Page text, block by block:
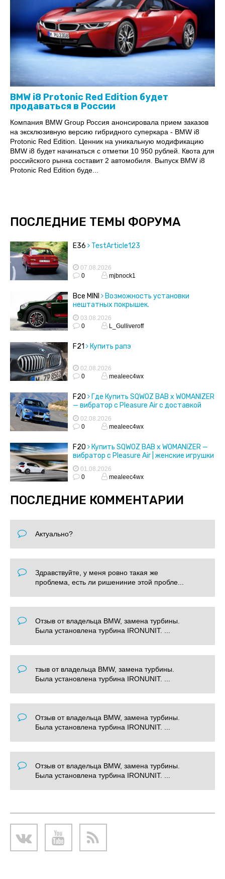
BMW i8 Protonic Red Edition будет
продаваться в России
Компания BMW Group Россия анонсировала прием заказов
на эксклюзивную версию гибридного суперкара - BMW i8
Protonic Red Edition. Ценник на уникальную модификацию
BMW i8 будет начинаться с отметки 10 950 рублей. Квота для
российского рынка составит 2 автомобиля. Выпуск BMW i8
Protonic Red Edition буде...
ПОСЛЕДНИЕ ТЕМЫ ФОРУМА
E36 TestArticle123
07.08.2026
0
mjbnock1
Все MINI
Возможность установки
нештатных покрышек.
03.08.2026
0
L_Gulliveroff
F21 Купить рапэ
02.08.2026
0
mealeec4wx
F20
Где Купить SQWOZ BAB x WOMANIZER
— вибратор с Pleasure Air с доставкой
02.08.2026
0
mealeec4wx
F20
Купить SQWOZ BAB x WOMANIZER —
вибратор с Pleasure Air | женские игрушки
01.08.2026
0
mealeec4wx
ПОСЛЕДНИЕ КОММЕНТАРИИ
Актуально?
Здравствуйте, у меня ровно такая же
проблема, есть ли ришениние этой пробле...
Отзыв от владельца BMW, замена турбины.
Была установлена турбина IRONUNIT. ...
тзыв от владельца BMW, замена турбины.
Была установлена турбина IRONUNIT. ...
Отзыв от владельца BMW, замена турбины.
Была установлена турбина IRONUNIT. ...
Отзыв от владельца BMW, замена турбины.
Была установлена турбина IRONUNIT. ...